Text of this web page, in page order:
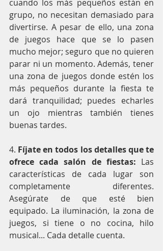
cuando los más pequeños están en
grupo, no necesitan demasiado para
divertirse. A pesar de ello, una zona
de juegos hace que se lo pasen
mucho mejor; seguro que no quieren
parar ni un momento. Además, tener
una zona de juegos donde estén los
más pequeños durante la fiesta te
dará tranquilidad; puedes echarles
un ojo mientras también tienes
buenas tardes.
4. Fíjate en todos los detalles que te
ofrece cada salón de fiestas: Las
características de cada lugar son
completamente diferentes.
Asegúrate de que esté bien
equipado. La iluminación, la zona de
juegos, si tiene o no cocina, hilo
musical... Cada detalle cuenta.